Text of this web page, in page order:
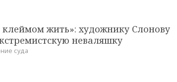
жить»: художнику Слонову
неваляшку
суда